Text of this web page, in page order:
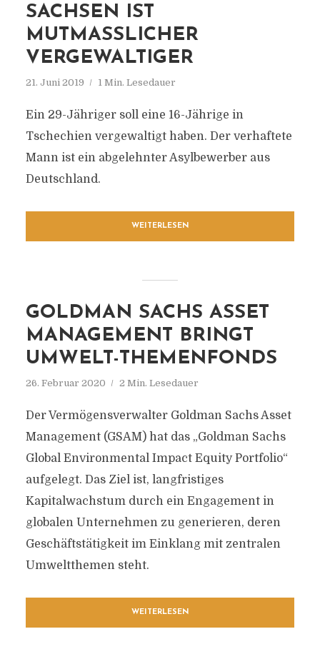
SACHSEN IST
MUTMASSLICHER V
ERGEWALTIGER
21. Juni 2019 1 Min. Lesedauer
Ein 29-Jähriger soll eine 16-Jährige in
Tschechien vergewaltigt haben. Der verhaftete
Mann ist ein abgelehnter Asylbewerber aus
Deutschland.
WEITERLESEN
GOLDMAN SACHS ASSET
MANAGEMENT BRINGT
UMWELT-THEMENFONDS
26. Februar 2020 2 Min. Lesedauer
Der Vermögensverwalter Goldman Sachs Asset
Management (GSAM) hat das „Goldman Sachs
Global Environmental Impact Equity Portfolio“
aufgelegt. Das Ziel ist, langfristiges
Kapitalwachstum durch ein Engagement in
globalen Unternehmen zu generieren, deren
Geschäftstätigkeit im Einklang mit zentralen
Umweltthemen steht.
WEITERLESEN